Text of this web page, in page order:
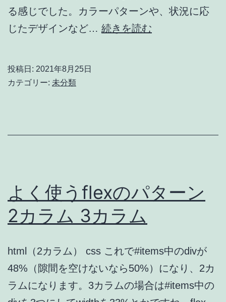
る感じでした。カラーパターンや、状況に応
じたデザインなど… 続きを読む
web
イ
ン
の
投稿日: 2021年8月25日
カテゴリー: 未分類
よく使うflexのパターン
2カラム 3カラム
html（2カラム） css これで#items中のdivが
48%（隙間を空けないなら50%）になり、2カ
ラムになります。3カラムの場合は#items中の